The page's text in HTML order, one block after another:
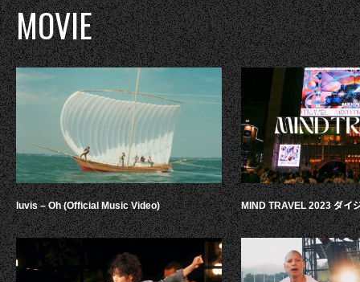
MOVIE
luvis – Oh (Official Music Video) MIND TRAVEL 2023 ダイ